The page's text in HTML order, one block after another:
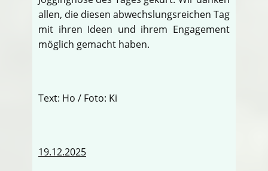
allen, die diesen abwechslungsreichen Tag
mit ihren Ideen und ihrem Engagement
möglich gemacht haben.
Text: Ho / Foto: Ki
19.12.2025